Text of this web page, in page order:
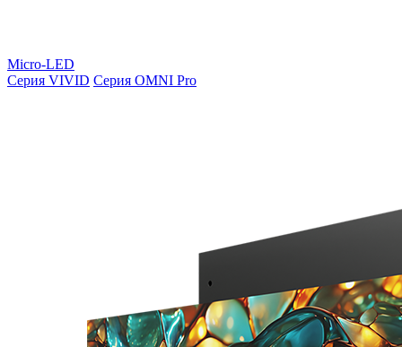
Micro-LED
Серия VIVID Серия OMNI Pro